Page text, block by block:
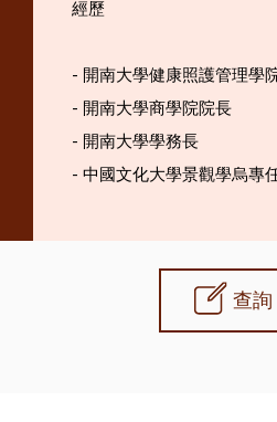
經歷
- 開南大學健康照護管理學
- 開南大學商學院院長
- 開南大學學務長
- 中國文化大學景觀學烏專
查詢